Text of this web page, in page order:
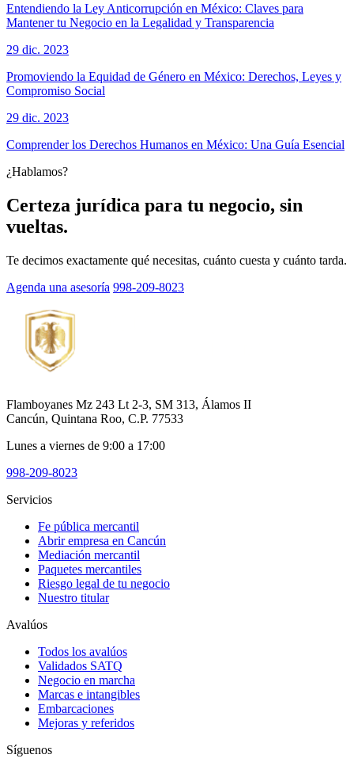
Entendiendo la Ley Anticorrupción en México: Claves para
Mantener tu Negocio en la Legalidad y Transparencia
29 dic. 2023
Promoviendo la Equidad de Género en México: Derechos, Leyes y
Compromiso Social
29 dic. 2023
Comprender los Derechos Humanos en México: Una Guía Esencial
¿Hablamos?
Certeza jurídica para tu negocio, sin
vueltas.
Te decimos exactamente qué necesitas, cuánto cuesta y cuánto tarda.
Agenda una asesoría 998-209-8023
Flamboyanes Mz 243 Lt 2-3, SM 313, Álamos II
Cancún, Quintana Roo, C.P. 77533
Lunes a viernes de 9:00 a 17:00
998-209-8023
Servicios
Fe pública mercantil
Abrir empresa en Cancún
Mediación mercantil
Paquetes mercantiles
Riesgo legal de tu negocio
Nuestro titular
Avalúos
Todos los avalúos
Validados SATQ
Negocio en marcha
Marcas e intangibles
Embarcaciones
Mejoras y referidos
Síguenos